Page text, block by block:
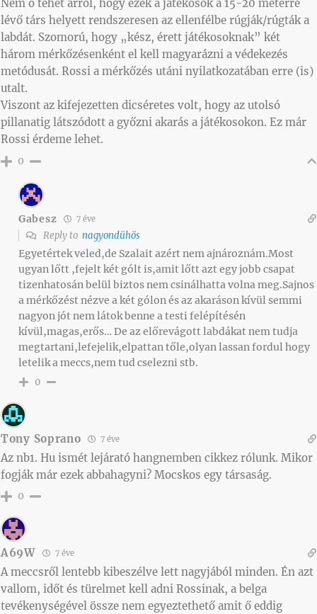
Nem ő tehet arról, hogy ezek a játékosok a 15-20 méterre
lévő társ helyett rendszeresen az ellenfélbe rúgják/rúgták a
labdát. Szomorú, hogy „kész, érett játékosoknak” két
három mérkőzésenként el kell magyarázni a védekezés
metódusát. Rossi a mérkőzés utáni nyilatkozatában erre (is)
utalt.
Viszont az kifejezetten dicséretes volt, hogy az utolsó
pillanatig látszódott a győzni akarás a játékosokon. Ez már
Rossi érdeme lehet.
0
Gabesz 7 éve
Reply to nagyondühös
Egyetértek veled,de Szalait azért nem ajnároznám.Most
ugyan lőtt ,fejelt két gólt is,amit lőtt azt egy jobb csapat
tizenhatosán belül biztos nem csinálhatta volna meg.Sajnos
a mérkőzést nézve a két gólon és az akaráson kívül semmi
nagyon jót nem látok benne a testi felépítésén
kívül,magas,erős… De az előrevágott labdákat nem tudja
megtartani,lefejelik,elpattan tőle,olyan lassan fordul hogy
letelik a meccs,nem tud cselezni stb.
0
Tony Soprano 7 éve
Az nb1. Hu ismét lejárató hangnemben cikkez rólunk. Mikor
fogják már ezek abbahagyni? Mocskos egy társaság.
0
A69W 7 éve
A meccsről lentebb kibeszélve lett nagyjából minden. Én azt
vallom, időt és türelmet kell adni Rossinak, a belga
tevékenységével össze nem egyeztethető amit ő eddig